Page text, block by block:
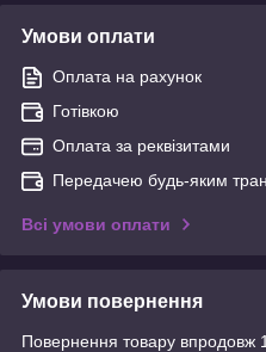
Умови оплати
Оплата на рахунок
Готівкою
Оплата за реквізитами
Передачею будь-яким
Всі умови оплати
Умови повернення
Повернення товару впродовж